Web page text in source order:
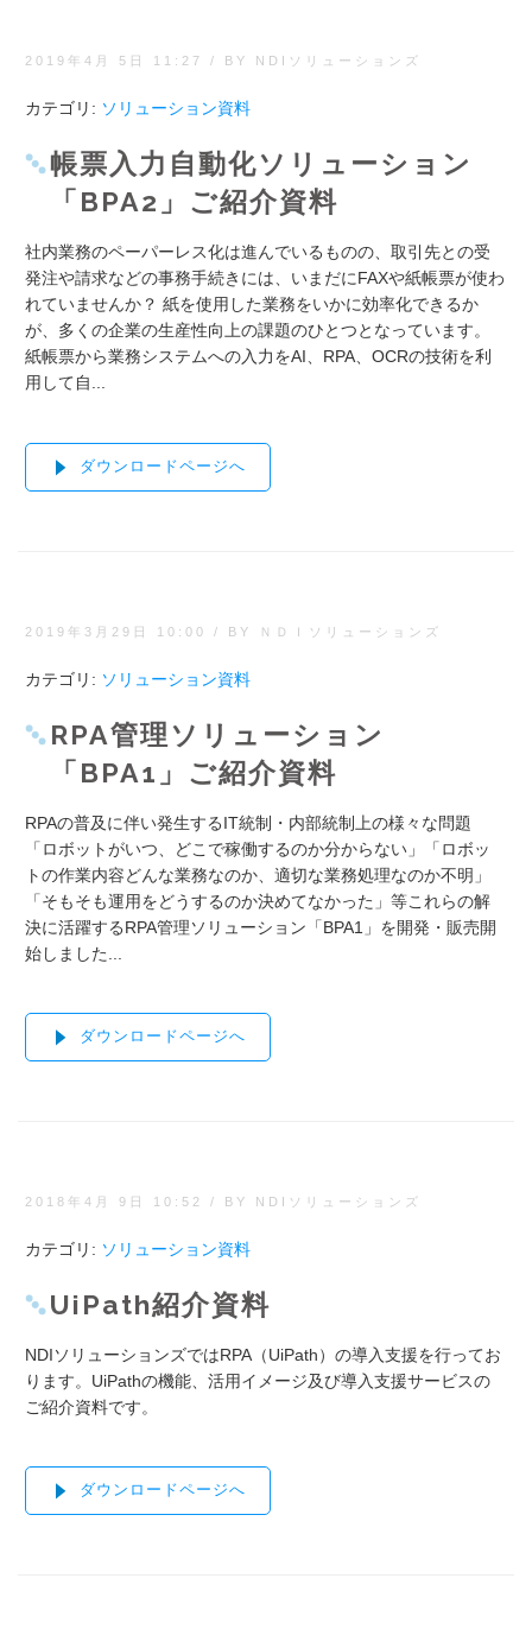
2019年4月 5日 11:27 / BY NDIソリューションズ
カテゴリ: ソリューション資料
帳票入力自動化ソリューション
「BPA2」ご紹介資料
社内業務のペーパーレス化は進んでいるものの、取引先との受
発注や請求などの事務手続きには、いまだにFAXや紙帳票が使わ
れていませんか？ 紙を使用した業務をいかに効率化できるか
が、多くの企業の生産性向上の課題のひとつとなっています。
紙帳票から業務システムへの入力をAI、RPA、OCRの技術を利
用して自...
ダウンロードページへ
2019年3月29日 10:00 / BY ＮＤＩソリューションズ
カテゴリ: ソリューション資料
RPA管理ソリューション
「BPA1」ご紹介資料
RPAの普及に伴い発生するIT統制・内部統制上の様々な問題
「ロボットがいつ、どこで稼働するのか分からない」「ロボッ
トの作業内容どんな業務なのか、適切な業務処理なのか不明」
「そもそも運用をどうするのか決めてなかった」等これらの解
決に活躍するRPA管理ソリューション「BPA1」を開発・販売開
始しました...
ダウンロードページへ
2018年4月 9日 10:52 / BY NDIソリューションズ
カテゴリ: ソリューション資料
UiPath紹介資料
NDIソリューションズではRPA（UiPath）の導入支援を行ってお
ります。UiPathの機能、活用イメージ及び導入支援サービスの
ご紹介資料です。
ダウンロードページへ